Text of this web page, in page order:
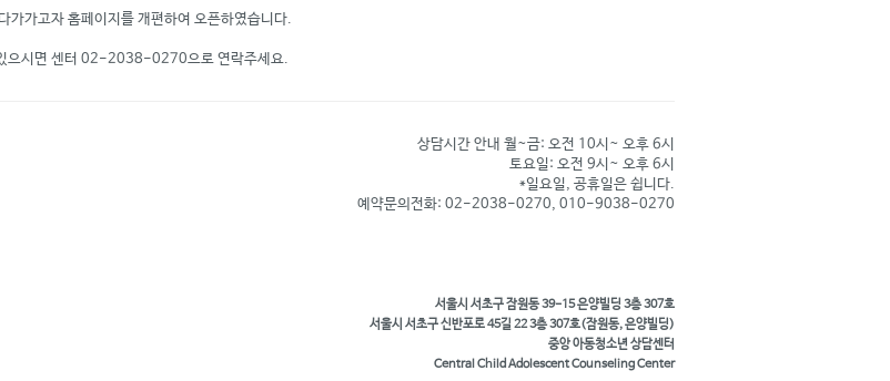
가가고자 홈페이지를 개편하여 오픈하였습니다.
으시면 센터 02-2038-0270으로 연락주세요.
상담시간 안내 월~금: 오전 10시~ 오후 6시
토요일: 오전 9시~ 오후 6시
*일요일, 공휴일은 쉽니다.
예약문의전화: 02-2038-0270, 010-9038-0270
서울시 서초구 잠원동 39-15 은양빌딩 3층 307호
서울시 서초구 신반포로 45길 22 3층 307호(잠원동, 은양빌딩)
중앙 아동청소년 상담센터
Central Child Adolescent Counseling Center